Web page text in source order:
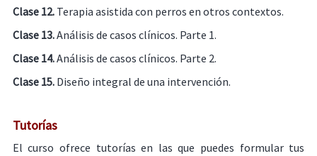
Clase 12.Terapia asistida con perros en otros contextos.
Clase 13.Análisis de casos clínicos. Parte 1.
Clase 14.Análisis de casos clínicos. Parte 2.
Clase 15. Diseño integral de una intervención.
Tutorías
El curso ofrece tutorías en las que puedes formular tus